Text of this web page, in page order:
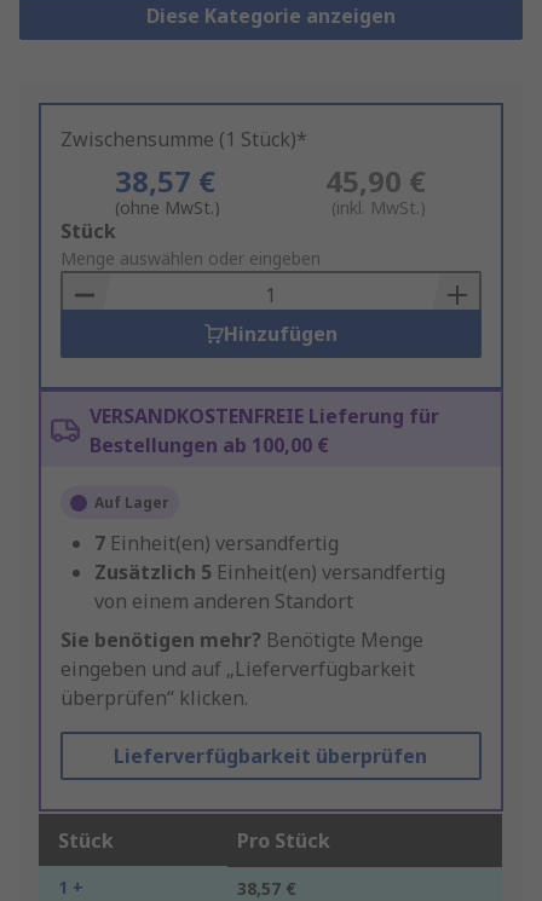
Diese Kategorie anzeigen
Zwischensumme (1 Stück)*
38,57 €
(ohne MwSt.)
45,90 €
(inkl. MwSt.)
Add
to
Basket
Stück
Menge auswählen oder eingeben
Hinzufügen
VERSANDKOSTENFREIE Lieferung für
Bestellungen ab 100,00 €
Auf Lager
7 Einheit(en) versandfertig
Zusätzlich 5 Einheit(en) versandfertig
von einem anderen Standort
Sie benötigen mehr? Benötigte Menge
eingeben und auf „Lieferverfügbarkeit
überprüfen“ klicken.
Lieferverfügbarkeit überprüfen
Stück Pro Stück
1 + 38,57 €